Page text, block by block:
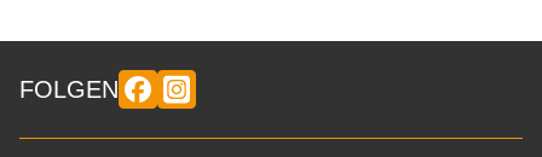
FOLGEN